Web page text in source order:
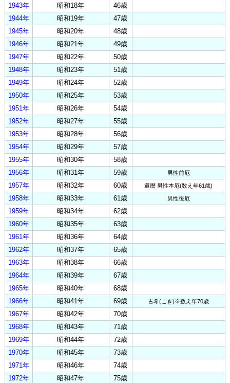
1943年
昭和18年
46歳
1944年
昭和19年
47歳
1945年
昭和20年
48歳
1946年
昭和21年
49歳
1947年
昭和22年
50歳
1948年
昭和23年
51歳
1949年
昭和24年
52歳
1950年
昭和25年
53歳
1951年
昭和26年
54歳
1952年
昭和27年
55歳
1953年
昭和28年
56歳
1954年
昭和29年
57歳
1955年
昭和30年
58歳
1956年
昭和31年 59歳 男性前厄
1957年 昭和32年 60歳 還暦 男性本厄(数え年61歳)
1958年 昭和33年 61歳 男性後厄
1959年 昭和34年
62歳
1960年
昭和35年
63歳
1961年
昭和36年
64歳
1962年
昭和37年
65歳
1963年
昭和38年
66歳
1964年
昭和39年
67歳
1965年
昭和40年
68歳
1966年
昭和41年 69歳 古希(こき)※数え年70歳
1967年 昭和42年
70歳
1968年
昭和43年
71歳
1969年
昭和44年
72歳
1970年
昭和45年
73歳
1971年
昭和46年
74歳
1972年
昭和47年
75歳